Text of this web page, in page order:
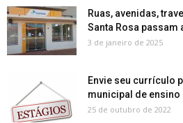
Ruas, avenidas,
Santa Rosa passam
3 de janeiro de 2025
Envie seu currículo
municipal de ensino
25 de outubro de 2022